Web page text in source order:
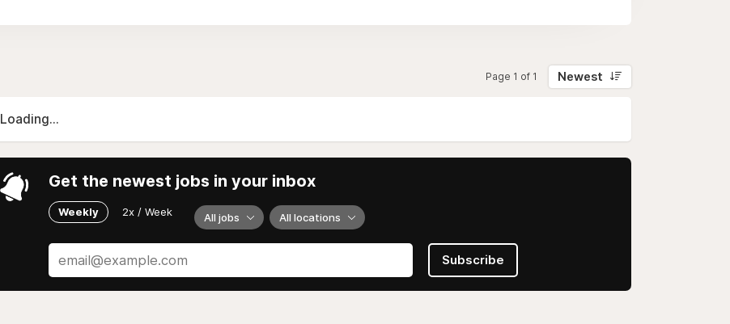
Page 1 of 1 Newest
Loading...
Get the newest jobs in your inbox
Weekly 2x / Week All jobs All locations
Subscribe